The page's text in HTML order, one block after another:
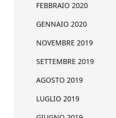
FEBBRAIO 2020
GENNAIO 2020
NOVEMBRE 2019
SETTEMBRE 2019
AGOSTO 2019
LUGLIO 2019